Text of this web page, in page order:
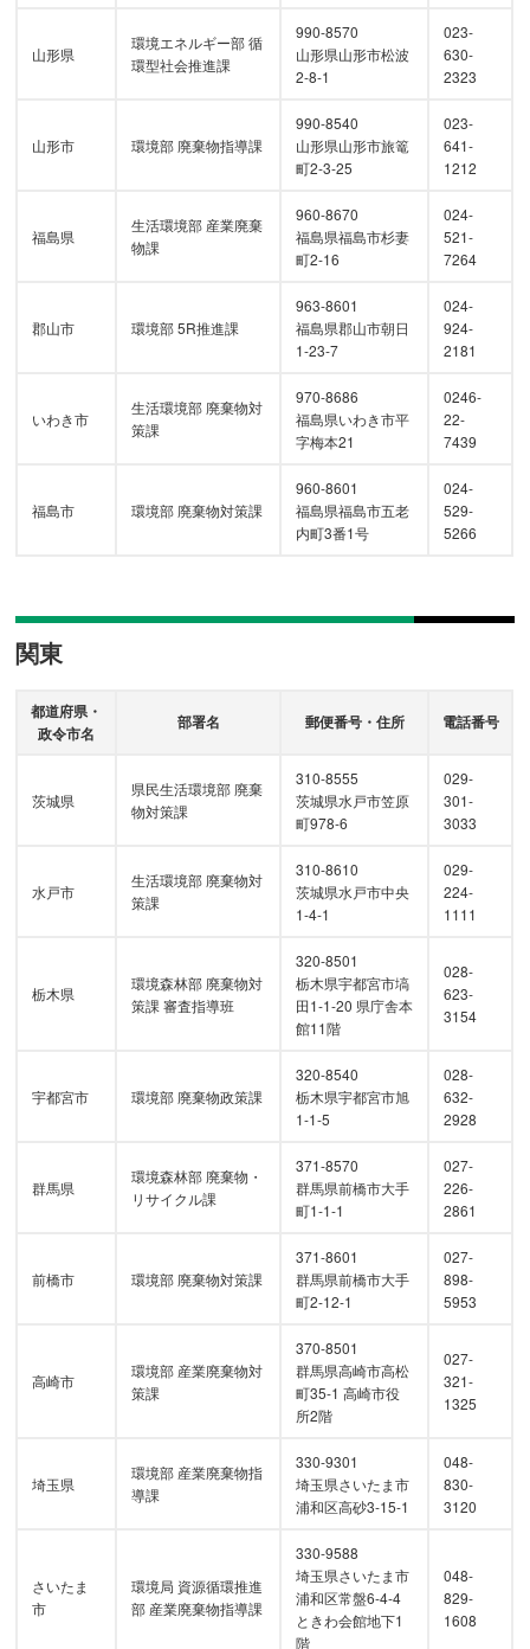
山形県
環境エネルギー部 循
環型社会推進課
990-8570
山形県山形市松波
2-8-1
023-
630-
2323
山形市 環境部 廃棄物指導課
990-8540
山形県山形市旅篭
町2-3-25
023-
641-
1212
福島県
生活環境部 産業廃棄
物課
960-8670
福島県福島市杉妻
町2-16
024-
521-
7264
郡山市 環境部 5R推進課
963-8601
福島県郡山市朝日
1-23-7
024-
924-
2181
いわき市
生活環境部 廃棄物対
策課
970-8686
福島県いわき市平
字梅本21
0246-
22-
7439
福島市 環境部 廃棄物対策課
960-8601
福島県福島市五老
内町3番1号
024-
529-
5266
関東
都道府県・
政令市名
部署名 郵便番号・住所 電話番号
茨城県
県民生活環境部 廃棄
物対策課
310-8555
茨城県水戸市笠原
町978-6
029-
301-
3033
水戸市
生活環境部 廃棄物対
策課
310-8610
茨城県水戸市中央
1-4-1
029-
224-
1111
栃木県
環境森林部 廃棄物対
策課 審査指導班
320-8501
栃木県宇都宮市塙
田1-1-20 県庁舎本
館11階
028-
623-
3154
宇都宮市 環境部 廃棄物政策課
320-8540
栃木県宇都宮市旭
1-1-5
028-
632-
2928
群馬県
環境森林部 廃棄物・
リサイクル課
371-8570
群馬県前橋市大手
町1-1-1
027-
226-
2861
前橋市 環境部 廃棄物対策課
371-8601
群馬県前橋市大手
町2-12-1
027-
898-
5953
高崎市
環境部 産業廃棄物対
策課
370-8501
群馬県高崎市高松
町35-1 高崎市役
所2階
027-
321-
1325
埼玉県
環境部 産業廃棄物指
導課
330-9301
埼玉県さいたま市
浦和区高砂3-15-1
048-
830-
3120
さいたま
市
環境局 資源循環推進
部 産業廃棄物指導課
330-9588
埼玉県さいたま市
浦和区常盤6-4-4
ときわ会館地下1
階
048-
829-
1608